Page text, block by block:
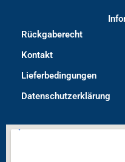
Rückgaberecht
Kontakt
Lieferbedingungen
Datenschutzerklärung